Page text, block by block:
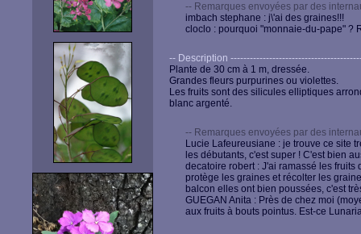
-- Remarques envoyées par des
imbach stephane : j\'ai des graines!!!
cloclo : pourquoi "monnaie-du-pape" ?
-- Description
Plante de 30 cm à 1 m, dressée.
Grandes fleurs purpurines ou violettes.
Les fruits sont des silicules elliptiques
blanc argenté.
-- Remarques envoyées par des
Lucie Lafeureusiane : je trouve ce site
les débutants, c'est super ! C'est bien
decatoire robert : J'ai ramassé les
protège les graines et récolter les
balcon elles ont bien poussées, c'est
GUEGAN Anita : Près de chez moi
aux fruits à bouts pointus. Est-ce